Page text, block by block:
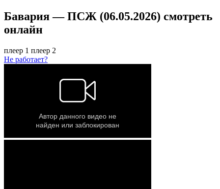
Бавария — ПСЖ (06.05.2026) смотреть
онлайн
плеер 1 плеер 2
Не работает?